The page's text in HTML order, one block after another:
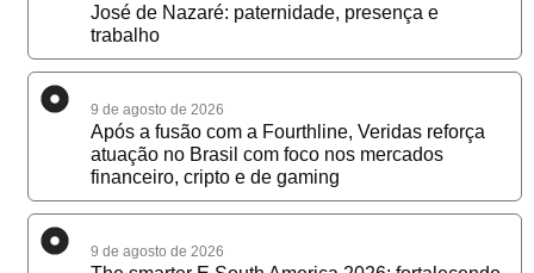
José de Nazaré: paternidade, presença e
trabalho
9 de agosto de 2026
Após a fusão com a Fourthline, Veridas reforça
atuação no Brasil com foco nos mercados
financeiro, cripto e de gaming
9 de agosto de 2026